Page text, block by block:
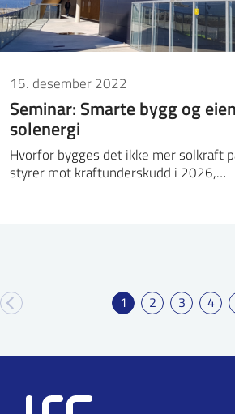
15. desember 2022
Seminar: Smarte bygg og
solenergi
Hvorfor bygges det ikke mer solkraft
styrer mot kraftunderskudd i 2026,…
1 2 3 4